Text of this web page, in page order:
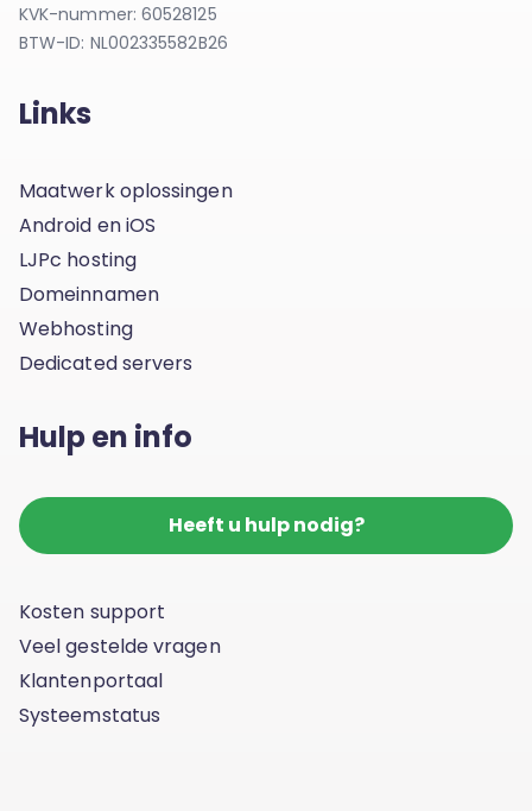
KVK-nummer: 60528125
BTW-ID: NL002335582B26
Links
Maatwerk oplossingen
Android en iOS
LJPc hosting
Domeinnamen
Webhosting
Dedicated servers
Hulp en info
Heeft u hulp nodig?
Kosten support
Veel gestelde vragen
Klantenportaal
Systeemstatus